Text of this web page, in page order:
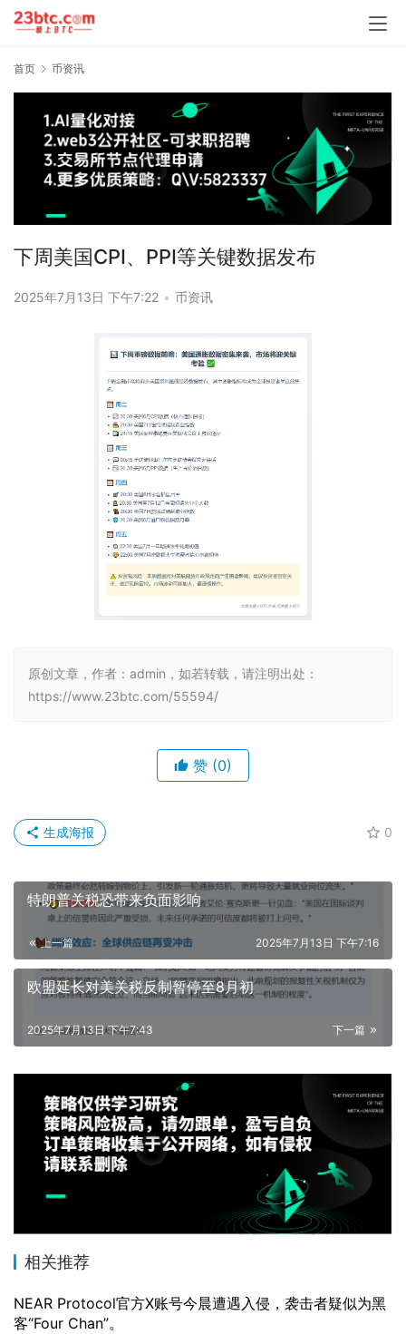
首页 币资讯
下周美国CPI、PPI等关键数据发布
2025年7月13日 下午7:22 • 币资讯
原创文章，作者：admin，如若转载，请注明出处：
https://www.23btc.com/55594/
赞 (0)
0
生成海报
特朗普关税恐带来负面影响
上一篇 2025年7月13日 下午7:16
欧盟延长对美关税反制暂停至8月初
下一篇
2025年7月13日 下午7:43
相关推荐
NEAR Protocol官方X账号今晨遭遇入侵，袭击者疑似为黑
客“Four Chan”。